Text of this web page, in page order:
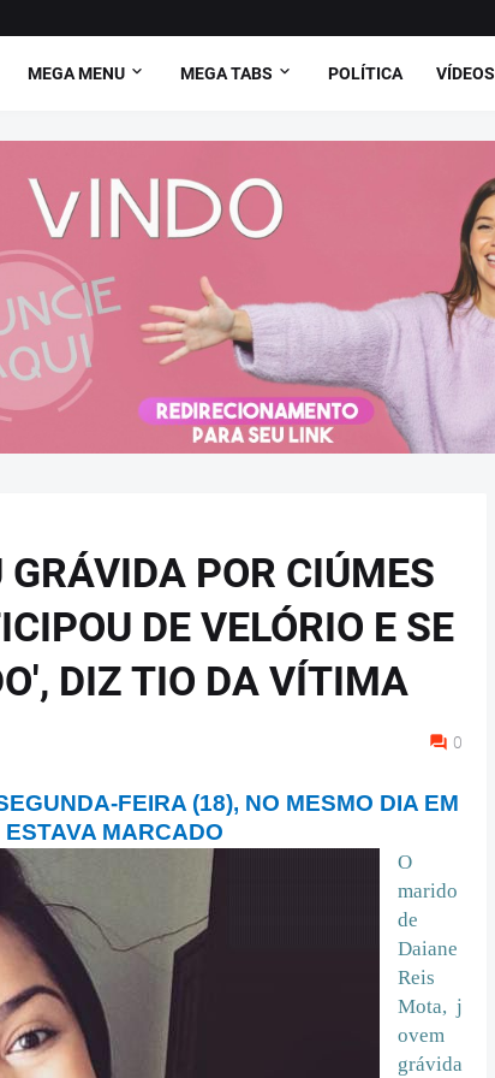
MEGA MENU MEGA TABS POLÍTICA VÍDEOS
POR CIÚMES
DE VELÓRIO E SE
DIZ TIO DA VÍTIMA
0
FEIRA (18), NO MESMO DIA EM
MARCADO
O
marido
de
Daiane
Reis
Mota, j
ovem
grávida